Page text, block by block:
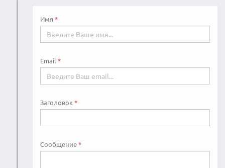
Имя
Email
Заголовок
Сообщение